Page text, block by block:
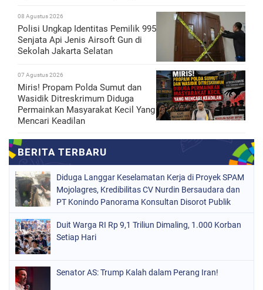
08 Agustus 2026
Polisi Ungkap Identitas Pemilik 995
Senjata Api Jenis Airsoft Gun di
Sekolah Jakarta Selatan
07 Agustus 2026
Miris! Propam Polda Sumut dan
Wasidik Ditreskrimum Diduga
Permainkan Masyarakat Kecil Yang
Mencari Keadilan
Diduga Langgar Keselamatan Kerja di Proyek SPAM
Mojolagres, Kredibilitas CV Nurdin Bersaudara dan
PT Konindo Panorama Konsultan Disorot Publik
Duit Warga RI Rp 9,1 Triliun Dimaling, 1.000 Korban
Setiap Hari
Senator AS: Trump Kalah dalam Perang Iran!